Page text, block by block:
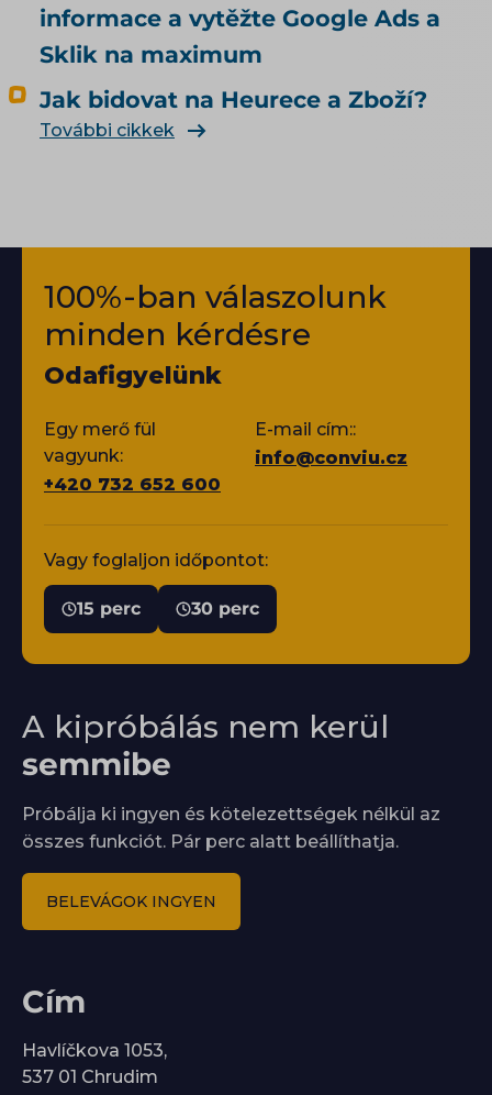
informace a vytěžte Google Ads a
Sklik na maximum
Jak bidovat na Heurece a Zboží?
További cikkek
100%-ban válaszolunk
minden kérdésre
Odafigyelünk
Egy merő fül
vagyunk:
+420 732 652 600
E-mail cím::
info@conviu.cz
Vagy foglaljon időpontot:
15 perc 30 perc
A kipróbálás nem kerül
semmibe
Próbálja ki ingyen és kötelezettségek nélkül az
összes funkciót. Pár perc alatt beállíthatja.
BELEVÁGOK INGYEN
Cím
Havlíčkova 1053,
537 01 Chrudim